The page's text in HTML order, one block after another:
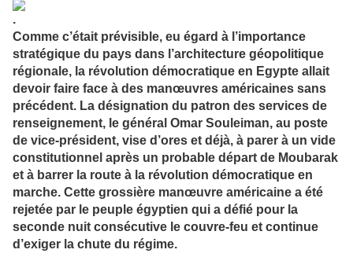
.
Comme c’était prévisible, eu égard à l’importance
stratégique du pays dans l’architecture géopolitique
régionale, la révolution démocratique en Egypte allait
devoir faire face à des manœuvres américaines sans
précédent. La désignation du patron des services de
renseignement, le général Omar Souleiman, au poste
de vice-président, vise d’ores et déjà, à parer à un vide
constitutionnel après un probable départ de Moubarak
et à barrer la route à la révolution démocratique en
marche. Cette grossière manœuvre américaine a été
rejetée par le peuple égyptien qui a défié pour la
seconde nuit consécutive le couvre-feu et continue
d’exiger la chute du régime.